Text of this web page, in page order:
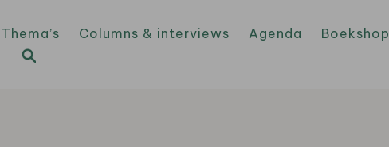
Thema’s Columns & interviews Agenda Boekshop